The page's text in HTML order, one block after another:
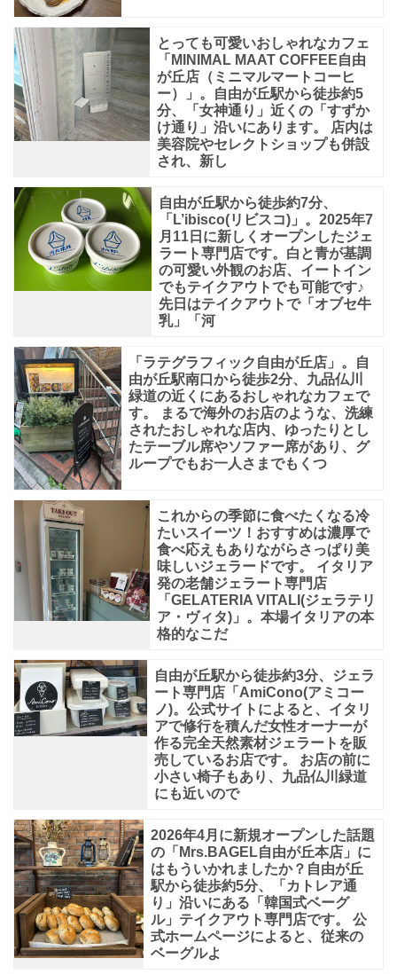
テ
ラ
ス
席
も
とっても可愛いおしゃれなカフェ
「MINIMAL MAAT COFFEE自由
が丘店（ミニマルマートコーヒ
ー）」。自由が丘駅から徒歩約5
分、「女神通り」近くの「すずか
け通り」沿いにあります。 店内は
美容院やセレクトショップも併設
され、新し
自由が丘駅から徒歩約7分、
「L’ibisco(リビスコ)」。2025年7
月11日に新しくオープンしたジェ
ラート専門店です。白と青が基調
の可愛い外観のお店、イートイン
でもテイクアウトでも可能です♪
先日はテイクアウトで「オブセ牛
乳」「河
「ラテグラフィック自由が丘店」。自
由が丘駅南口から徒歩2分、九品仏川
緑道の近くにあるおしゃれなカフェで
す。 まるで海外のお店のような、洗練
されたおしゃれな店内、ゆったりとし
たテーブル席やソファー席があり、グ
ループでもお一人さまでもくつ
これからの季節に食べたくなる冷
たいスイーツ！おすすめは濃厚で
食べ応えもありながらさっぱり美
味しいジェラードです。 イタリア
発の老舗ジェラート専門店
「GELATERIA VITALI(ジェラテリ
ア・ヴィタ)」。本場イタリアの本
格的なこだ
自由が丘駅から徒歩約3分、ジェラ
ート専門店「AmiCono(アミコー
ノ)。公式サイトによると、イタリ
アで修行を積んだ女性オーナーが
作る完全天然素材ジェラートを販
売しているお店です。 お店の前に
小さい椅子もあり、九品仏川緑道
にも近いので
2026年4月に新規オープンした話題
の「Mrs.BAGEL自由が丘本店」に
はもういかれましたか？自由が丘
駅から徒歩約5分、「カトレア通
り」沿いにある「韓国式ベーグ
ル」テイクアウト専門店です。 公
式ホームページによると、従来の
ベーグルよ